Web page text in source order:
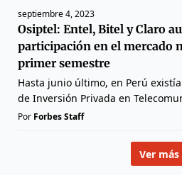
septiembre 4, 2023
Osiptel: Entel, Bitel y Claro
participación en el mercado
primer semestre
Hasta junio último, en Perú
de Inversión Privada en
Por Forbes Staff
Ver más